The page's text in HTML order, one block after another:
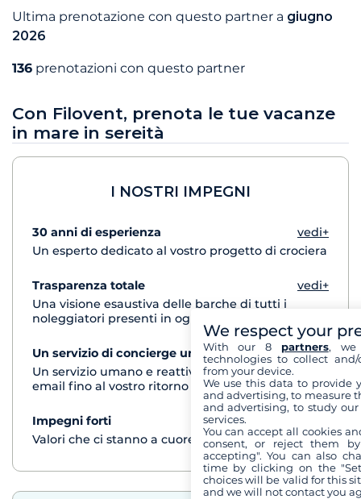
Ultima prenotazione con questo partner a giugno
2026
136 prenotazioni con questo partner
Con Filovent, prenota le tue vacanze
in mare in sereità
I NOSTRI IMPEGNI
30 anni di esperienza
vedi+
Un esperto dedicato al vostro progetto di crociera
Trasparenza totale
vedi+
Una visione esaustiva delle barche di tutti i
noleggiatori presenti in ogni destinazione
Un servizio di concierge unico
vedi+
Un servizio umano e reattivo per telefono o via
email fino al vostro ritorno dalla crociera
Impegni forti
Valori che ci stanno a cuore
We respect your
With our 8 partners, we
technologies to collect
from your device.
We use this data to provide
and advertising, to measure
and advertising, to study
services.
You can accept all cookies
consent, or reject them
accepting". You can also
time by clicking on the
choices will be valid for this
and we will not contact you